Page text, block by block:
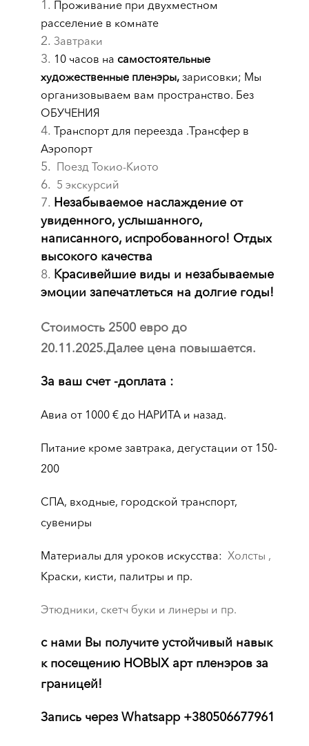
Проживание при двухместном
расселение в комнате
Завтраки
10 часов на самостоятельные
художественные пленэры,зарисовки; Мы
организовываем вам пространство. Без
ОБУЧЕНИЯ
Транспорт для переезда .Трансфер в
Аэропорт
Поезд Токио-Киото
5 экскурсий
Незабываемое наслаждение от
увиденного, услышанного,
написанного, испробованного! Отдых
высокого качества
Красивейшие виды и незабываемые
эмоции запечатлеться на долгие годы!
Стоимость 2500 евро до
20.11.2025.Далее цена повышается.
За ваш счет -доплата :
Авиа от 1000 € до НАРИТА и назад.
Питание кроме завтрака, дегустации от 150-
200
СПА, входные, городской транспорт,
сувениры
Материалы для уроков искусства: Холсты ,
Краски, кисти, палитры и пр.
Этюдники, скетч буки и линеры и пр.
с нами Вы получите устойчивый навык
к посещению НОВЫХ арт пленэров за
границей!
Запись через Whatsapp +380506677961